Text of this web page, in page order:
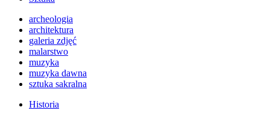
archeologia
architektura
galeria zdjęć
malarstwo
muzyka
muzyka dawna
sztuka sakralna
Historia